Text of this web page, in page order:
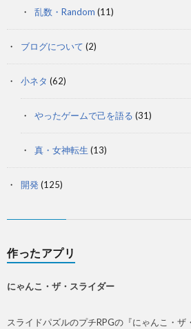
乱数・Random (11)
ブログについて (2)
小ネタ (62)
やったゲームで己を語る (31)
真・女神転生 (13)
開発 (125)
作ったアプリ
にゃんこ・ザ・スライダー
スライドパズルのプチRPGの『にゃんこ・ザ